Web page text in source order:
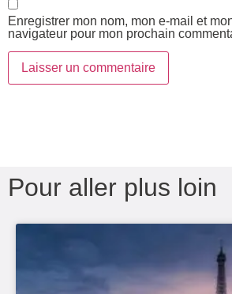
Enregistrer mon nom, mon e-mail et
navigateur pour mon prochain
Pour aller plus loin